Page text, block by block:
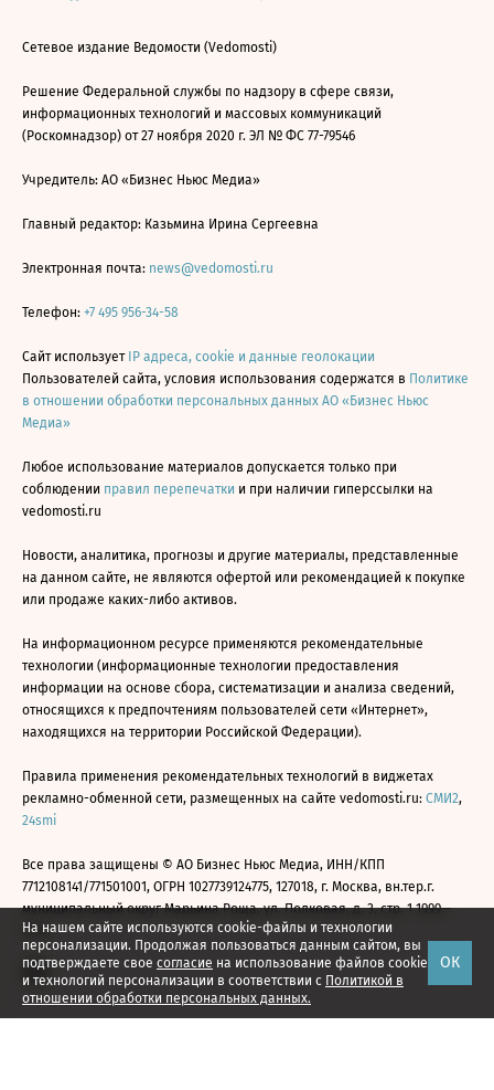
На нашем сайте используются cookie-файлы и технологии
персонализации. Продолжая пользоваться данным сайтом, вы
подтверждаете свое согласие на использование файлов cookie
и технологий персонализации в соответствии с Политикой в
отношении обработки персональных данных.
ОК
Сетевое издание Ведомости (Vedomosti)
Решение Федеральной службы по надзору в сфере связи,
информационных технологий и массовых коммуникаций
(Роскомнадзор) от 27 ноября 2020 г. ЭЛ № ФС 77-79546
Учредитель: АО «Бизнес Ньюс Медиа»
Главный редактор: Казьмина Ирина Сергеевна
Электронная почта: news@vedomosti.ru
Телефон: +7 495 956-34-58
Сайт использует IP адреса, cookie и данные геолокации
Пользователей сайта, условия использования содержатся в Политике
в отношении обработки персональных данных АО «Бизнес Ньюс
Медиа»
Любое использование материалов допускается только при
соблюдении правил перепечатки и при наличии гиперссылки на
vedomosti.ru
Новости, аналитика, прогнозы и другие материалы, представленные
на данном сайте, не являются офертой или рекомендацией к покупке
или продаже каких-либо активов.
На информационном ресурсе применяются рекомендательные
технологии (информационные технологии предоставления
информации на основе сбора, систематизации и анализа сведений,
относящихся к предпочтениям пользователей сети «Интернет»,
находящихся на территории Российской Федерации).
Правила применения рекомендательных технологий в виджетах
рекламно-обменной сети, размещенных на сайте vedomosti.ru: СМИ2,
24smi
Все права защищены © АО Бизнес Ньюс Медиа, ИНН/КПП
7712108141/771501001, ОГРН 1027739124775, 127018, г. Москва, вн.тер.г.
муниципальный округ Марьина Роща, ул. Полковая, д. 3, стр. 1 1999—
2026